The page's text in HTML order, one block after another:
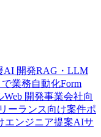
AI 開発RAG・LLM
業務自動化Form
Web 開発事業会社向
ーランス向け案件ポ
エンジニア提案AIサ